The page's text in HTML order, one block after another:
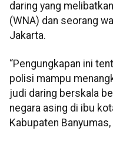
daring yang
(WNA) dan seorang
Jakarta.
“Pengungkapan ini
polisi mampu
judi daring berskala
negara asing di ibu
Kabupaten